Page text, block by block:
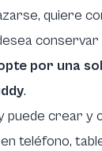
quiere
por una
.
puede crear y
teléfono,